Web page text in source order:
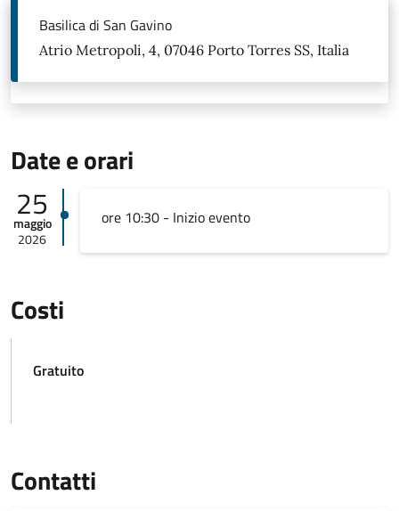
Basilica di San Gavino
Atrio Metropoli, 4, 07046 Porto Torres SS, Italia
Date e orari
25
maggio
2026
ore 10:30 - Inizio evento
Costi
Gratuito
Contatti